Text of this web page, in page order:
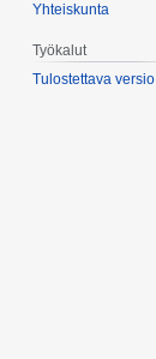
Yhteiskunta
Työkalut
Tulostettava versio